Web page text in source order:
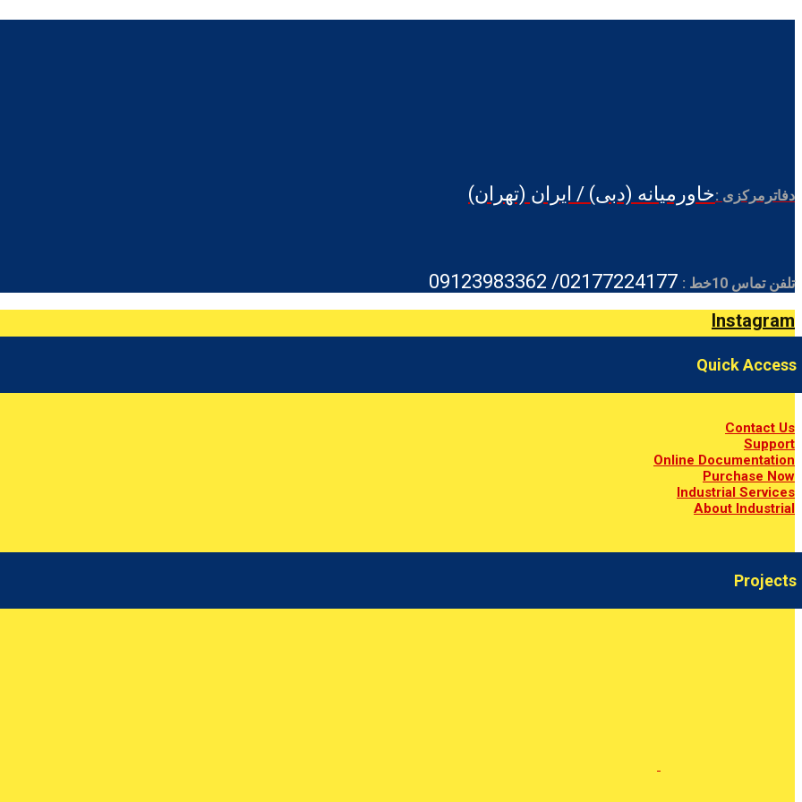
دفاترمرکزی :خاورمیانه (دبی) / ایران (تهران)
تلفن تماس 10خط :
Instagram
Quick Access
Contact Us
Support
Online Documentation
Purchase Now
Industrial Services
About Industrial
Projects